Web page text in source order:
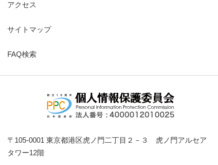
アクセス
サイトマップ
FAQ検索
〒105-0001 東京都港区虎ノ門二丁目２－３ 虎ノ門アルセア
タワー12階